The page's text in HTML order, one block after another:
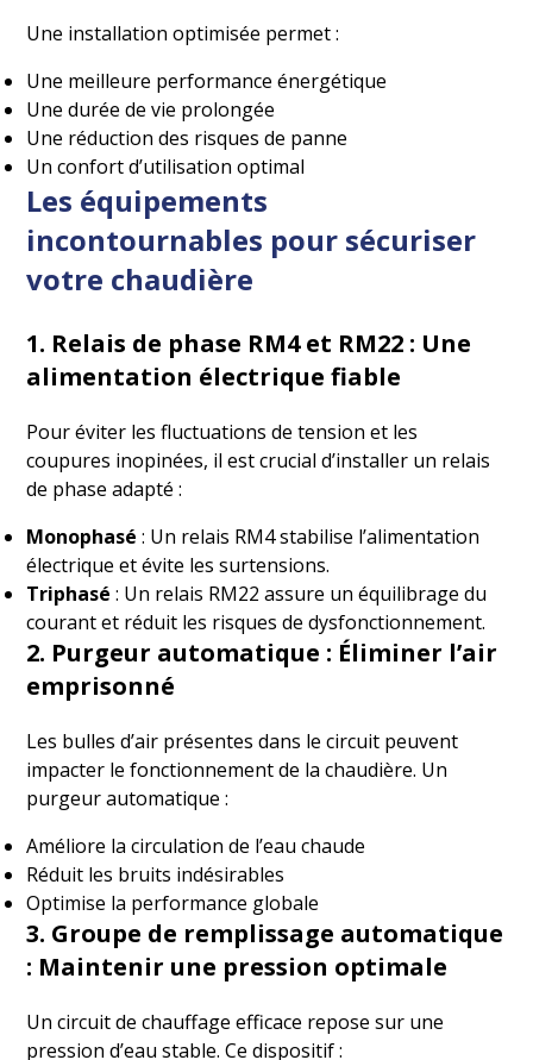
Une installation optimisée permet :
Une meilleure performance énergétique
Une durée de vie prolongée
Une réduction des risques de panne
Un confort d’utilisation optimal
Les équipements
incontournables pour sécuriser
votre chaudière
1. Relais de phase RM4 et RM22 : Une
alimentation électrique fiable
Pour éviter les fluctuations de tension et les
coupures inopinées, il est crucial d’installer un relais
de phase adapté :
Monophasé : Un relais RM4 stabilise l’alimentation
électrique et évite les surtensions.
Triphasé : Un relais RM22 assure un équilibrage du
courant et réduit les risques de dysfonctionnement.
2. Purgeur automatique : Éliminer l’air
emprisonné
Les bulles d’air présentes dans le circuit peuvent
impacter le fonctionnement de la chaudière. Un
purgeur automatique :
Améliore la circulation de l’eau chaude
Réduit les bruits indésirables
Optimise la performance globale
3. Groupe de remplissage automatique
: Maintenir une pression optimale
Un circuit de chauffage efficace repose sur une
pression d’eau stable. Ce dispositif :